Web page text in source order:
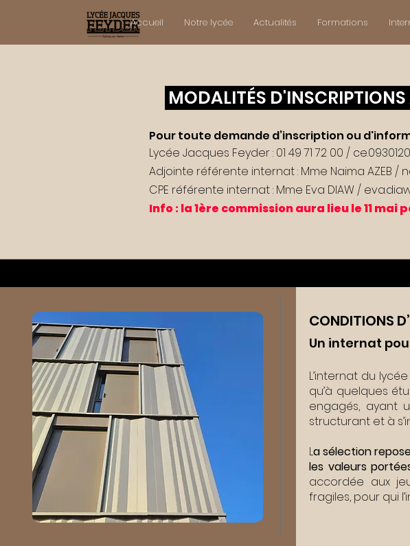
Accueil Notre lycée Actualités Formations
MODALITÉS
​Pour toute demande d’inscription ou
Lycée Jacques Feyder : 01 49 71 72 00 /
Adjointe référente internat : Mme Naima AZEB /
CPE référente internat : Mme Eva DIAW /
Info : la 1ère commission aura lieu le 11 mai
CONDITIONS
Un internat
L’internat du
qu’à quelques
engagés, ayant
structurant et à
La sélection
les valeurs
accordée aux
fragiles, pour qui